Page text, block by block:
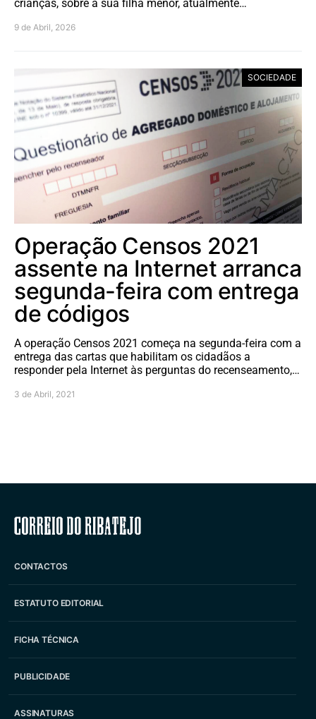
crianças, sobre a sua filha menor, atualmente…
9 de Abril, 2026
SOCIEDADE
Operação Censos 2021
assente na Internet arranca
segunda-feira com entrega
de códigos
A operação Censos 2021 começa na segunda-feira com a
entrega das cartas que habilitam os cidadãos a
responder pela Internet às perguntas do recenseamento,…
3 de Abril, 2021
Correio do Ribatejo
CONTACTOS
ESTATUTO EDITORIAL
FICHA TÉCNICA
PUBLICIDADE
ASSINATURAS